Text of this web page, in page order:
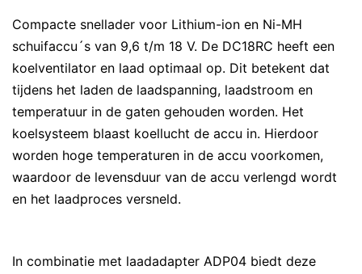
Compacte snellader voor Lithium-ion en Ni-MH
schuifaccu´s van 9,6 t/m 18 V. De DC18RC heeft een
koelventilator en laad optimaal op. Dit betekent dat
tijdens het laden de laadspanning, laadstroom en
temperatuur in de gaten gehouden worden. Het
koelsysteem blaast koellucht de accu in. Hierdoor
worden hoge temperaturen in de accu voorkomen,
waardoor de levensduur van de accu verlengd wordt
en het laadproces versneld.
In combinatie met laadadapter ADP04 biedt deze